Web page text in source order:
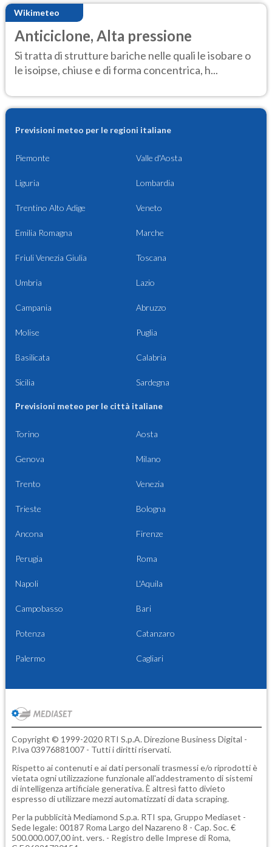
Wikimeteo
Anticiclone, Alta pressione
Si tratta di strutture bariche nelle quali le isobare o
le isoipse, chiuse e di forma concentrica, h...
Previsioni meteo per le regioni italiane
Piemonte Valle d'Aosta
Liguria Lombardia
Trentino Alto Adige Veneto
Emilia Romagna Marche
Friuli Venezia Giulia Toscana
Umbria Lazio
Campania Abruzzo
Molise Puglia
Basilicata Calabria
Sicilia Sardegna
Previsioni meteo per le città italiane
Torino Aosta
Genova Milano
Trento Venezia
Trieste Bologna
Ancona Firenze
Perugia Roma
Napoli L'Aquila
Campobasso Bari
Potenza Catanzaro
Palermo Cagliari
Copyright © 1999-2020 RTI S.p.A. Direzione Business Digital -
P.Iva 03976881007 - Tutti i diritti riservati.
Rispetto ai contenuti e ai dati personali trasmessi e/o riprodotti è
vietata ogni utilizzazione funzionale all'addestramento di sistemi
di intelligenza artificiale generativa. È altresì fatto divieto
espresso di utilizzare mezzi automatizzati di data scraping.
Per la pubblicità Mediamond S.p.a. RTI spa, Gruppo Mediaset -
Sede legale: 00187 Roma Largo del Nazareno 8 - Cap. Soc. €
500.000.007,00 int. vers. - Registro delle Imprese di Roma,